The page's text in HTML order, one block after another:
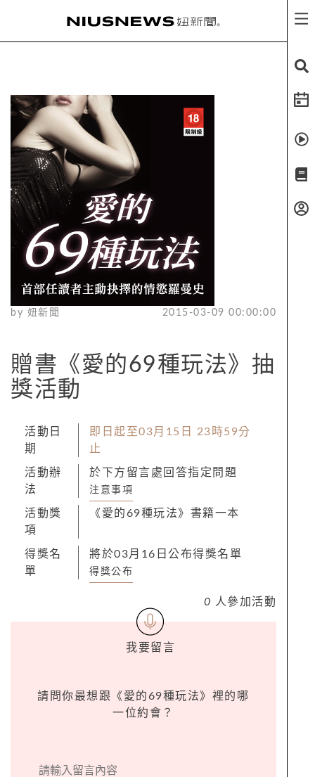
by 妞新聞 2015-03-09 00:00:00
贈書《愛的69種玩法》抽
獎活動
活動日
期
即日起至03月15日 23時59分
止
活動辦
法
於下方留言處回答指定問題
注意事項
活動獎
項
《愛的69種玩法》書籍一本
得獎名
單
將於03月16日公布得獎名單
得獎公布
0 人參加活動
我要留言
請問你最想跟《愛的69種玩法》裡的哪
一位約會？